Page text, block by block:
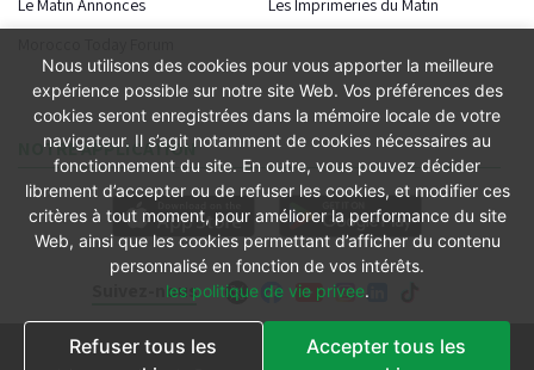
Suivez-nous
Le Matin Annonces
Les Imprimeries du Matin
NOTRE APPLICATION
Conditions générales
Nous utilisons des cookies pour vous apporter la meilleure
expérience possible sur notre site Web. Vos préférences des
cookies seront enregistrées dans la mémoire locale de votre
navigateur. Il s’agit notamment de cookies nécessaires au
fonctionnement du site. En outre, vous pouvez décider
librement d’accepter ou de refuser les cookies, et modifier ces
critères à tout moment, pour améliorer la performance du site
Web, ainsi que les cookies permettant d’afficher du contenu
personnalisé en fonction de vos intérêts.
les politique de vie privee.
Refuser tous les
Accepter tous les